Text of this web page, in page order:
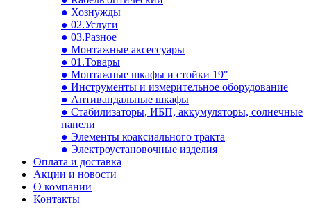
● Хознужды
● 02.Услуги
● 03.Разное
● Монтажные аксессуары
● 01.Товары
● Монтажные шкафы и стойки 19"
● Инструменты и измерительное оборудование
● Антивандальные шкафы
● Стабилизаторы, ИБП, аккумуляторы, солнечные
панели
● Элементы коаксиального тракта
● Электроустановочные изделия
Оплата и доставка
Акции и новости
О компании
Контакты